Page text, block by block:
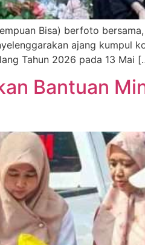
Bisa) berfoto
ajang kumpul
Tahun 2026 pada 13 Mai
Bantuan